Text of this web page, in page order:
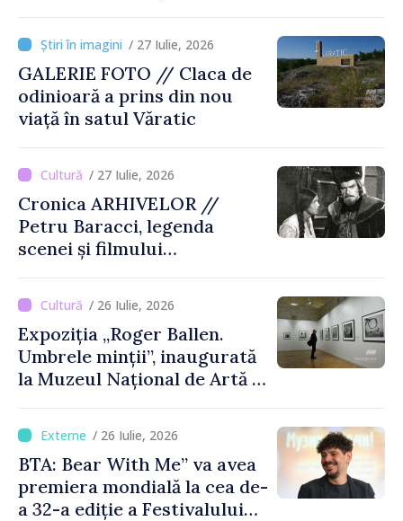
Vasile Gonciari”
/ 27 Iulie, 2026
GALERIE FOTO // Claca de
odinioară a prins din nou
viață în satul Văratic
/ 27 Iulie, 2026
Cronica ARHIVELOR //
Petru Baracci, legenda
scenei și filmului
/ 26 Iulie, 2026
Expoziția „Roger Ballen.
Umbrele minții”, inaugurată
la Muzeul Național de Artă al
/ 26 Iulie, 2026
BTA: Bear With Me” va avea
premiera mondială la cea de-
a 32-a ediție a Festivalului